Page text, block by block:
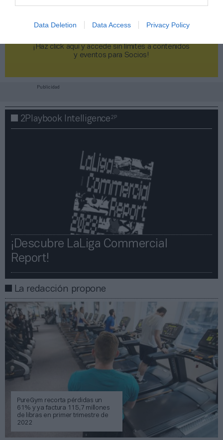
Data Deletion Data Access Privacy Policy
¡Haz click aquí y accede sin límites a contenidos
y eventos para Socios!​​​​​​​
Publicidad
2Playbook Intelligence2P
¡Descubre LaLiga Commercial
Report!​​
La redacción propone
PureGym recorta pérdidas un
61% y ya factura 115,7 millones
de libras en primer trimestre de
2022